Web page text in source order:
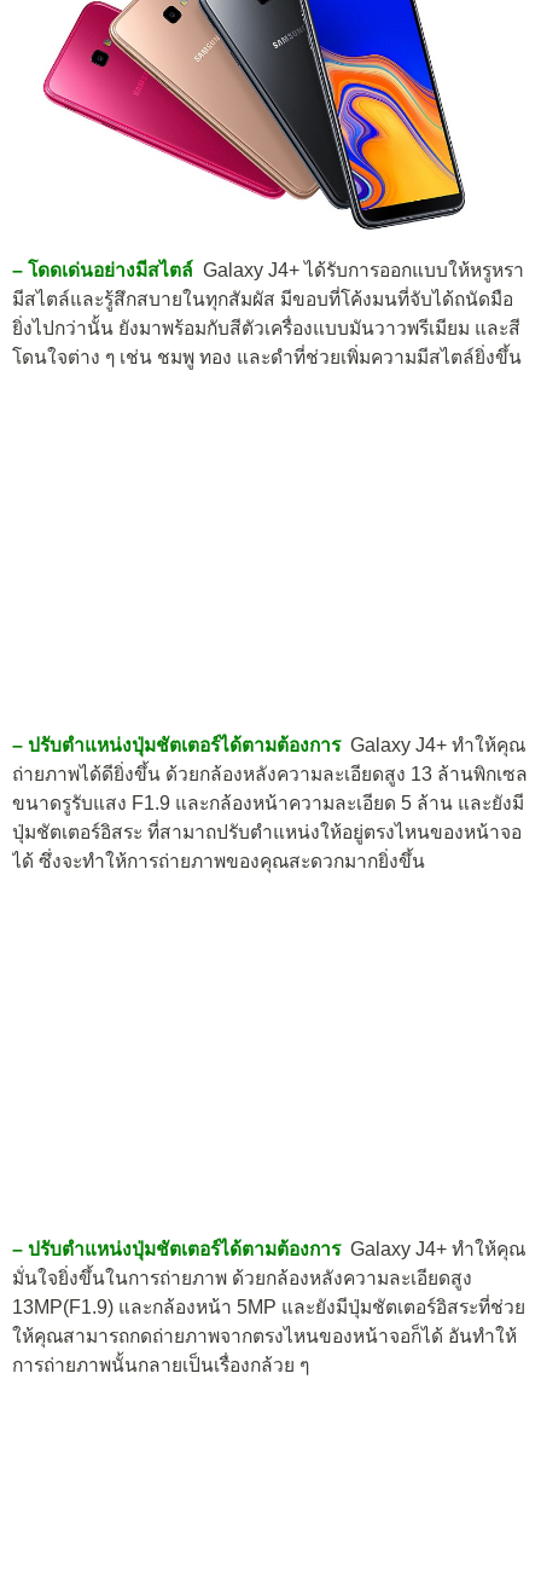
– โดดเด่นอย่างมีสไตล์ Galaxy J4+ ได้รับการออกแบบให้หรูหรา
มีสไตล์และรู้สึกสบายในทุกสัมผัส มีขอบที่โค้งมนที่จับได้ถนัดมือ
ยิ่งไปกว่านั้น ยังมาพร้อมกับสีตัวเครื่องแบบมันวาวพรีเมียม และสี
โดนใจต่าง ๆ เช่น ชมพู ทอง และดำที่ช่วยเพิ่มความมีสไตล์ยิ่งขึ้น
– ปรับตำแหน่งปุ่มชัตเตอร์ได้ตามต้องการ Galaxy J4+ ทำให้คุณ
ถ่ายภาพได้ดียิ่งขึ้น ด้วยกล้องหลังความละเอียดสูง 13 ล้านพิกเซล
ขนาดรูรับแสง F1.9 และกล้องหน้าความละเอียด 5 ล้าน และยังมี
ปุ่มชัตเตอร์อิสระ ที่สามาถปรับตำแหน่งให้อยู่ตรงไหนของหน้าจอ
ได้ ซึ่งจะทำให้การถ่ายภาพของคุณสะดวกมากยิ่งขึ้น
– ปรับตำแหน่งปุ่มชัตเตอร์ได้ตามต้องการ Galaxy J4+ ทำให้คุณ
มั่นใจยิ่งขึ้นในการถ่ายภาพ ด้วยกล้องหลังความละเอียดสูง
13MP(F1.9) และกล้องหน้า 5MP และยังมีปุ่มชัตเตอร์อิสระที่ช่วย
ให้คุณสามารถกดถ่ายภาพจากตรงไหนของหน้าจอก็ได้ อันทำให้
การถ่ายภาพนั้นกลายเป็นเรื่องกล้วย ๆ